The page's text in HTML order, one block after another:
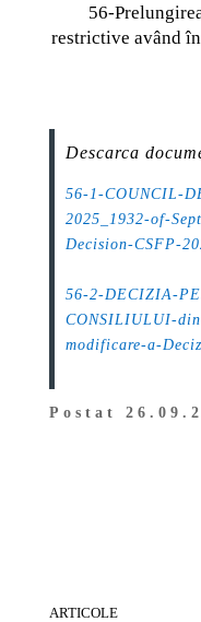
56-
restrictive având
Descarca
56-1-COUNCIL-
2025_1932-of-
Decision-CSFP-
56-2-DECIZIA-
CONSILIULUI-
modificare-a-
Postat
ARTICOLE